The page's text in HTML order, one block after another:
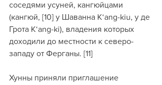
соседями усуней, кангюйцами
(кангюй, [10] у Шаванна K‘ang-kiu, у де
Грота K‘ang-ki), владения которых
доходили до местности к северо-
западу от Ферганы. [11]
Хунны приняли приглашение